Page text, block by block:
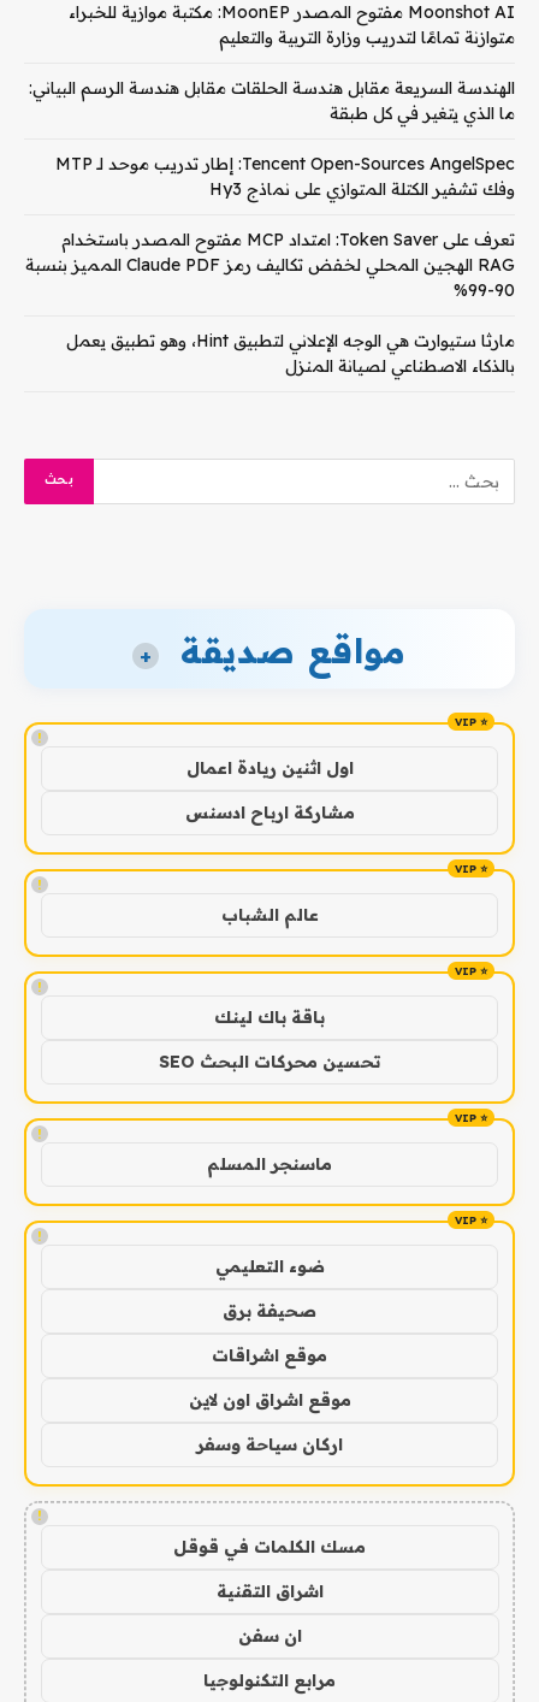
Moonshot AI مفتوح المصدر MoonEP: مكتبة موازية للخبراء
متوازنة تمامًا لتدريب وزارة التربية والتعليم
الهندسة السريعة مقابل هندسة الحلقات مقابل هندسة الرسم البياني:
ما الذي يتغير في كل طبقة
Tencent Open-Sources AngelSpec: إطار تدريب موحد لـ MTP
وفك تشفير الكتلة المتوازي على نماذج Hy3
تعرف على Token Saver: امتداد MCP مفتوح المصدر باستخدام
RAG الهجين المحلي لخفض تكاليف رمز Claude PDF المميز بنسبة
90-99%
مارثا ستيوارت هي الوجه الإعلاني لتطبيق Hint، وهو تطبيق يعمل
بالذكاء الاصطناعي لصيانة المنزل
مواقع صديقة +
!
اول اثنين ريادة اعمال
مشاركة ارباح ادسنس
!
عالم الشباب
!
باقة باك لينك
تحسين محركات البحث SEO
!
ماسنجر المسلم
!
ضوء التعليمي
صحيفة برق
موقع اشراقات
موقع اشراق اون لاين
اركان سياحة وسفر
!
مسك الكلمات في قوقل
اشراق التقنية
ان سفن
مرابع التكنولوجيا